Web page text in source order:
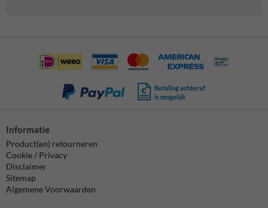
Betaling achteraf
is mogelijk
Informatie
Product(en) retourneren
Cookie / Privacy
Disclaimer
Sitemap
Algemene Voorwaarden